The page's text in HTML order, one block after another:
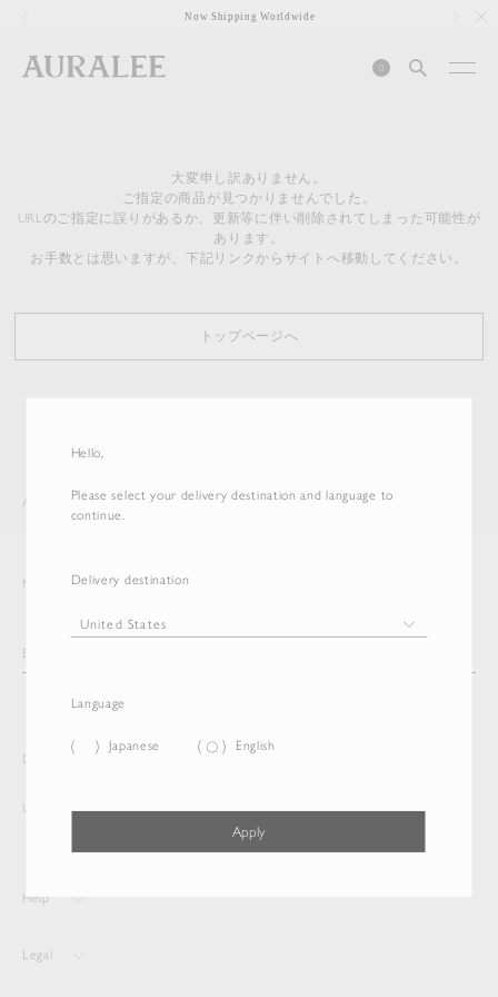
Hello,
Please select your delivery destination and language to
continue.
Delivery destination
Language
Japanese English
Apply
Now Shipping Worldwide
0
大変申し訳ありません。
ご指定の商品が見つかりませんでした。
URLのご指定に誤りがあるか、更新等に伴い削除されてしまった可能性が
あります。
お手数とは思いますが、下記リンクからサイトへ移動してください。
トップページへ
AURALEE ITEM
Newsletter
Delivery destination and Language
United States English
Help
Legal